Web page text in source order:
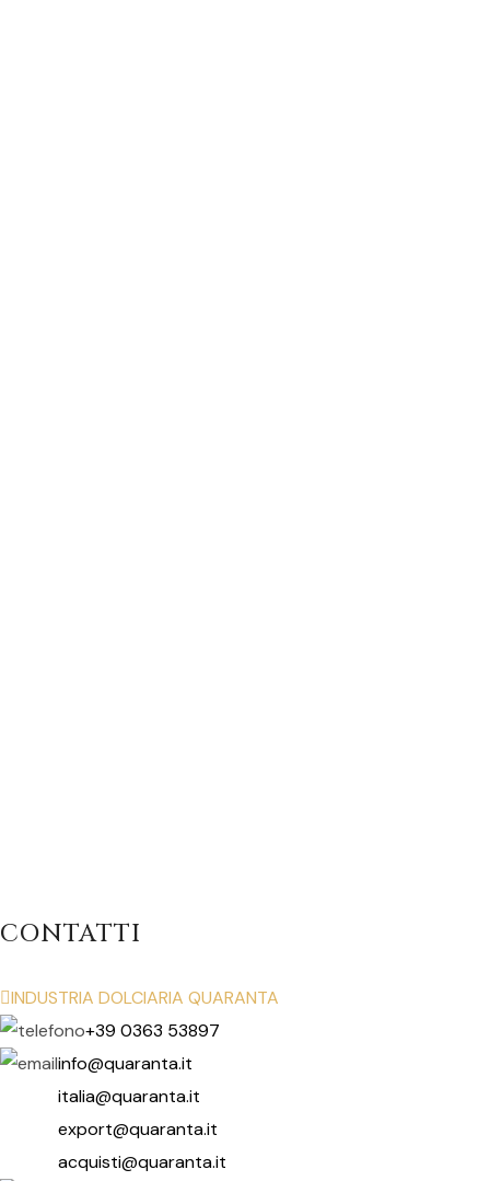
CONTATTI
INDUSTRIA DOLCIARIA QUARANTA
+39 0363 53897
info@quaranta.it
italia@quaranta.it
export@quaranta.it
acquisti@quaranta.it